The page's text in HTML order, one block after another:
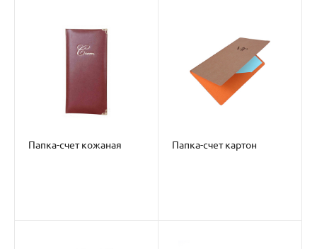
Папка-счет кожаная Папка-счет картон